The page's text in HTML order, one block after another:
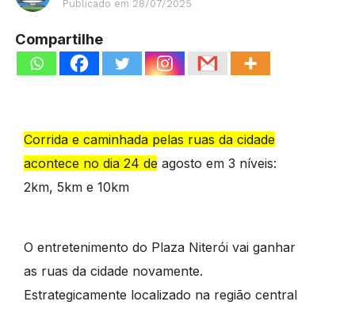
Publicado em 28/07/2025
Compartilhe
Corrida e caminhada pelas ruas da cidade
acontece no dia 24 de agosto em 3 níveis:
2km, 5km e 10km
O entretenimento do Plaza Niterói vai ganhar
as ruas da cidade novamente.
Estrategicamente localizado na região central